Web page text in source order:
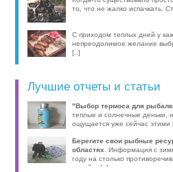
то, что не жалко испачкать.
С приходом теплых дней у
непреодолимое желание
[..]
Лучшие отчеты и статьи
"Выбор термоса для
теплые и солнечные деньки,
ощущается уже сейчас этими
Берегите свои рыбные
областях
. Информация с
году на столько
волей-н [..]